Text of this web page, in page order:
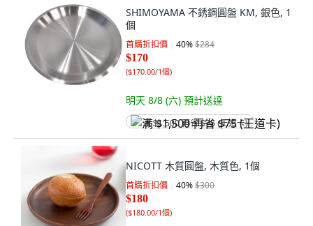
SHIMOYAMA 不銹鋼圓盤 KM, 銀色, 1
個
首購折扣價 40%$284
$170
($170.00/1個)
明天 8/8 (六) 預計送達
满 $1,500 再省 $75 (王道卡)
NICOTT 木質圓盤, 木質色, 1個
首購折扣價 40%$300
$180
($180.00/1個)